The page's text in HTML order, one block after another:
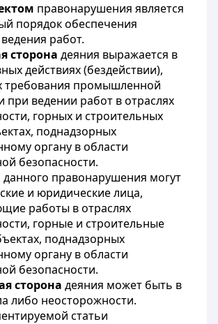
правонарушения является
порядок обеспечения
работ.
сторона деяния выражается в
действиях (бездействии),
промышленной
при ведении работ в отраслях
горных и строительных
поднадзорных
органу в области
безопасности.
данного правонарушения могут
и юридические лица,
работы в отраслях
горные и строительные
поднадзорных
органу в области
безопасности.
сторона деяния может быть в
либо неосторожности.
статьи